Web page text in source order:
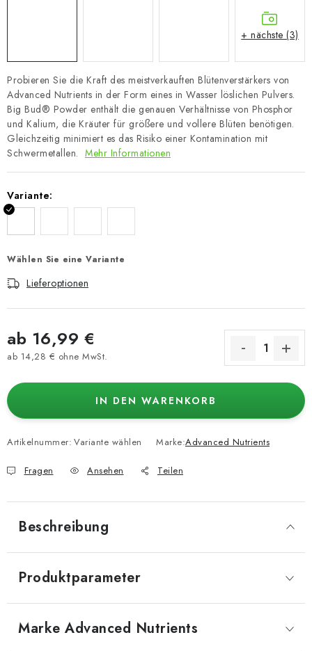
Probieren Sie die Kraft des meistverkauften Blütenverstärkers von
Advanced Nutrients in der Form eines in Wasser löslichen Pulvers.
Big Bud® Powder enthält die genauen Verhältnisse von Phosphor
und Kalium, die Kräuter für größere und vollere Blüten benötigen.
Gleichzeitig minimiert es das Risiko einer Kontamination mit
Schwermetallen. Mehr Informationen
Variante:
Wählen Sie eine Variante
Lieferoptionen
ab 16,99 €
ab 14,28 € ohne MwSt.
IN DEN WARENKORB
Artikelnummer: Variante wählen Marke:Advanced Nutrients
Fragen Ansehen Teilen
+ nächste (3)
Beschreibung
Produktparameter
Marke Advanced Nutrients